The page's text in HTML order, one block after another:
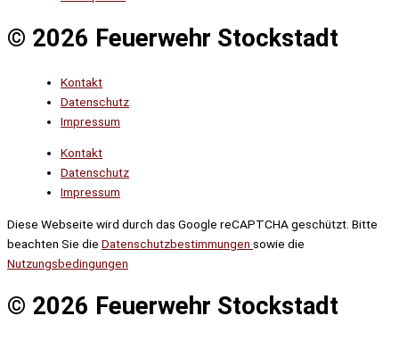
© 2026 Feuerwehr Stockstadt
Kontakt
Datenschutz
Impressum
Kontakt
Datenschutz
Impressum
Diese Webseite wird durch das Google reCAPTCHA geschützt. Bitte
beachten Sie die Datenschutzbestimmungen sowie die
Nutzungsbedingungen
© 2026 Feuerwehr Stockstadt